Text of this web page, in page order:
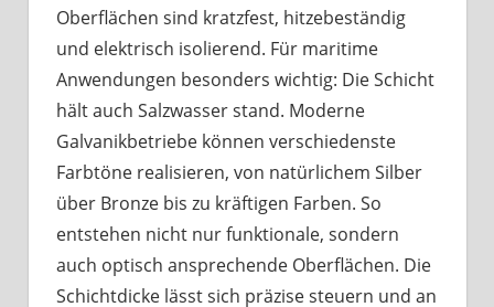
Oberflächen sind kratzfest, hitzebeständig
und elektrisch isolierend. Für maritime
Anwendungen besonders wichtig: Die Schicht
hält auch Salzwasser stand. Moderne
Galvanikbetriebe können verschiedenste
Farbtöne realisieren, von natürlichem Silber
über Bronze bis zu kräftigen Farben. So
entstehen nicht nur funktionale, sondern
auch optisch ansprechende Oberflächen. Die
Schichtdicke lässt sich präzise steuern und an